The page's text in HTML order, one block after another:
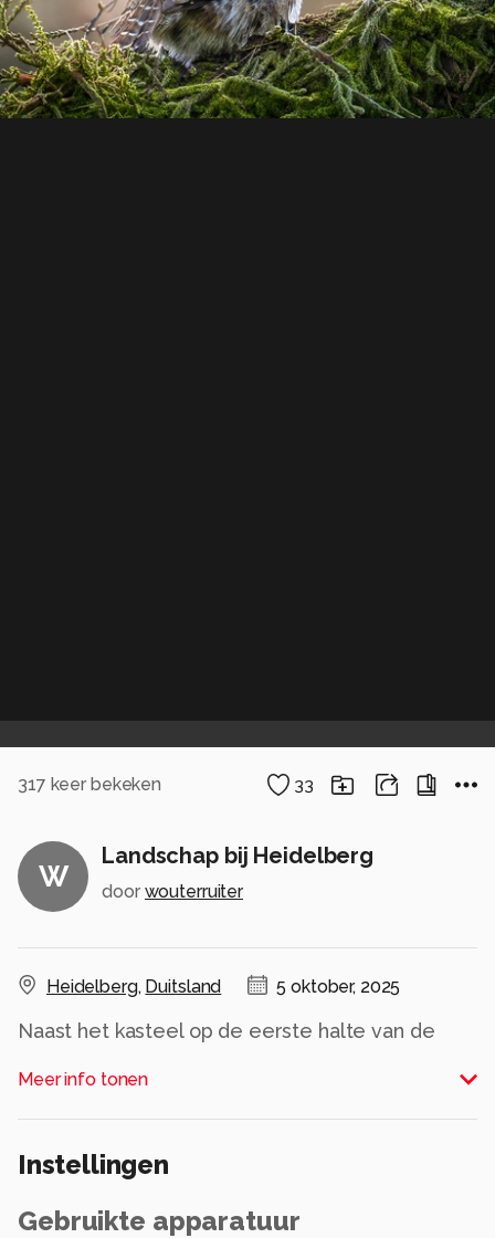
317 keer bekeken 33
W
Landschap bij Heidelberg
door wouterruiter
Heidelberg, Duitsland 5 oktober, 2025
Naast het kasteel op de eerste halte van de
Meer info tonen
Instellingen
Gebruikte apparatuur